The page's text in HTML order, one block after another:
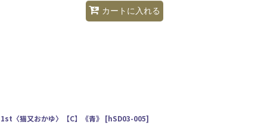
カートに入れる
1st〈猫又おかゆ〉【C】《青》 [hSD03-005]